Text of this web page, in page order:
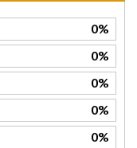
0%
0%
0%
0%
0%